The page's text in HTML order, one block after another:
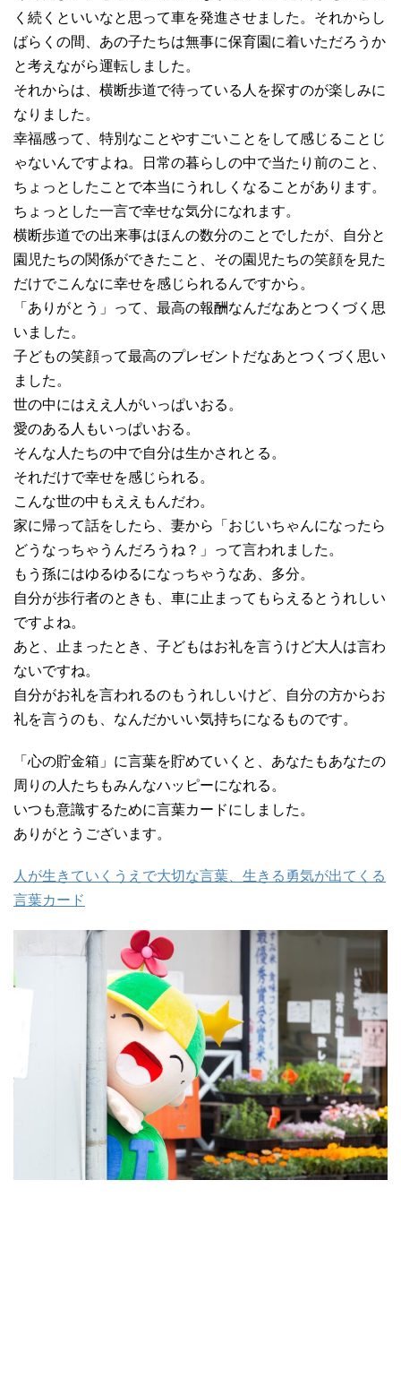
く続くといいなと思って車を発進させました。それからし
ばらくの間、あの子たちは無事に保育園に着いただろうか
と考えながら運転しました。
それからは、横断歩道で待っている人を探すのが楽しみに
なりました。
幸福感って、特別なことやすごいことをして感じることじ
ゃないんですよね。日常の暮らしの中で当たり前のこと、
ちょっとしたことで本当にうれしくなることがあります。
ちょっとした一言で幸せな気分になれます。
横断歩道での出来事はほんの数分のことでしたが、自分と
園児たちの関係ができたこと、その園児たちの笑顔を見た
だけでこんなに幸せを感じられるんですから。
「ありがとう」って、最高の報酬なんだなあとつくづく思
いました。
子どもの笑顔って最高のプレゼントだなあとつくづく思い
ました。
世の中にはええ人がいっぱいおる。
愛のある人もいっぱいおる。
そんな人たちの中で自分は生かされとる。
それだけで幸せを感じられる。
こんな世の中もええもんだわ。
家に帰って話をしたら、妻から「おじいちゃんになったら
どうなっちゃうんだろうね？」って言われました。
もう孫にはゆるゆるになっちゃうなあ、多分。
自分が歩行者のときも、車に止まってもらえるとうれしい
ですよね。
あと、止まったとき、子どもはお礼を言うけど大人は言わ
ないですね。
自分がお礼を言われるのもうれしいけど、自分の方からお
礼を言うのも、なんだかいい気持ちになるものです。
「心の貯金箱」に言葉を貯めていくと、あなたもあなたの
周りの人たちもみんなハッピーになれる。
いつも意識するために言葉カードにしました。
ありがとうございます。
人が生きていくうえで大切な言葉、生きる勇気が出てくる
言葉カード